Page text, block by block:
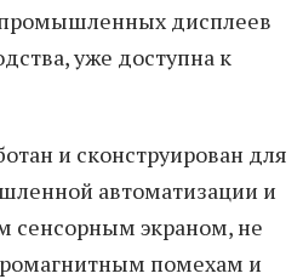
дисплеев
уже доступна к
и сконструирован для
автоматизации и
сенсорным экраном, не
помехам и